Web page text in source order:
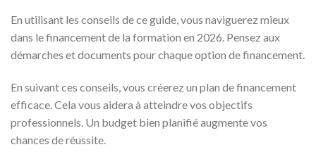
En utilisant les conseils de ce guide, vous naviguerez mieux
dans le financement de la formation en 2026. Pensez aux
démarches et documents pour chaque option de financement.
En suivant ces conseils, vous créerez un plan de financement
efficace. Cela vous aidera à atteindre vos objectifs
professionnels. Un budget bien planifié augmente vos
chances de réussite.